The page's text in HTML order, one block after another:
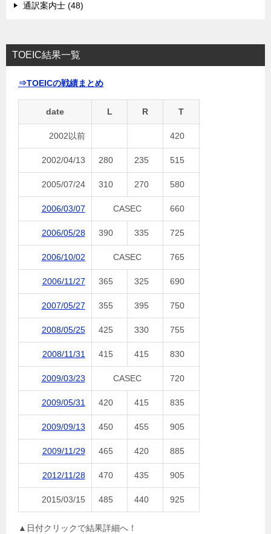
通訳案内士 (48)
TOEIC結果一覧
⇒TOEICの戦績まとめ
date L R T
2002以前 420
2002/04/13 280 235 515
2005/07/24 310 270 580
2006/03/07 CASEC 660
2006/05/28 390 335 725
2006/10/02 CASEC 765
2006/11/27 365 325 690
2007/05/27 355 395 750
2008/05/25 425 330 755
2008/11/31 415 415 830
2009/03/23 CASEC 720
2009/05/31 420 415 835
2009/09/13 450 455 905
2009/11/29 465 420 885
2012/11/28 470 435 905
2015/03/15 485 440 925
▲日付クリックで結果詳細へ！